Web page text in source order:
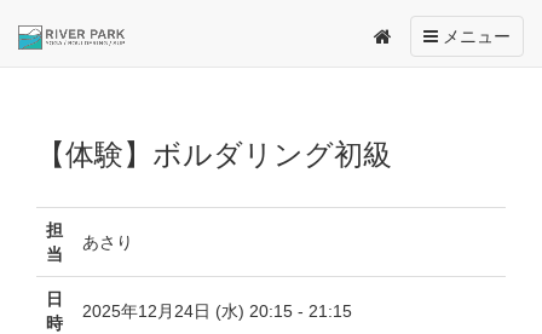
Toggle
navigation
メニュー
【体験】ボルダリング初級
担
当
あさり
日
時
2025年12月24日 (水) 20:15 - 21:15